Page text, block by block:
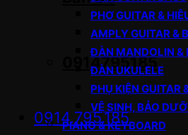
0914795185
0914.795.185
PHƠ GUITAR &
AMPLY GUITAR &
ĐÀN MANDOLIN &
ĐÀN UKULELE
PHỤ KIỆN GUITAR
VỆ SINH, BẢO
PIANO & KEYBOARD